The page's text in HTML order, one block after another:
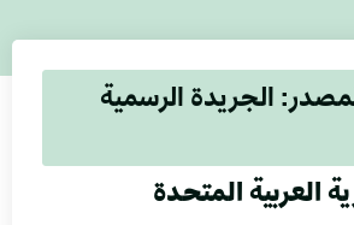
الجريدة الرسمية
العربية المتحدة